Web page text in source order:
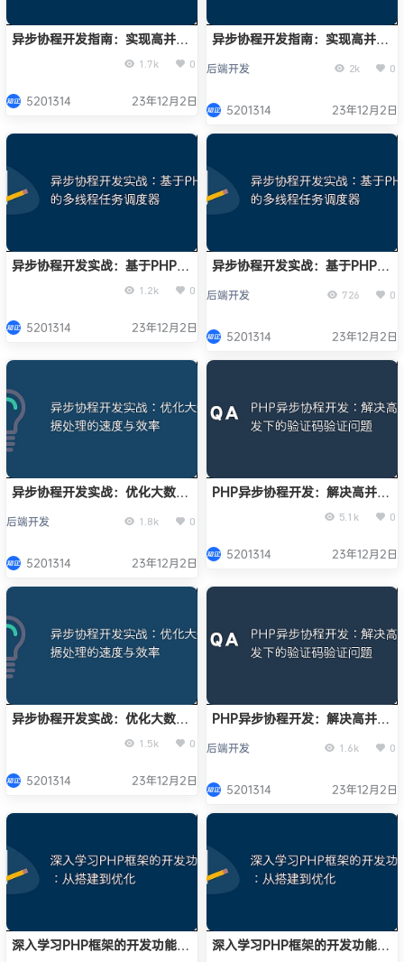
异步协程开发指南：实现高并发
1.7k 0
5201314 23年12月2日
异步协程开发指南：实现高并发
后端开发 2k 0
5201314 23年12月2日
异步协程开发实战：基于PHP的
1.2k 0
5201314 23年12月2日
异步协程开发实战：基于PHP的
后端开发 726 0
5201314 23年12月2日
异步协程开发实战：优化大数据
后端开发 1.8k 0
5201314 23年12月2日
PHP异步协程开发：解决高并发
5.1k 0
5201314 23年12月2日
异步协程开发实战：优化大数据
1.5k 0
5201314 23年12月2日
PHP异步协程开发：解决高并发
后端开发 1.6k 0
5201314 23年12月2日
深入学习PHP框架的开发功能：
深入学习PHP框架的开发功能：